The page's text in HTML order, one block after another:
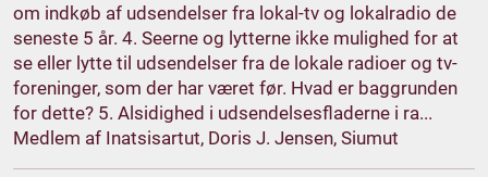
om indkøb af udsendelser fra lokal-tv og lokalradio de
seneste 5 år. 4. Seerne og lytterne ikke mulighed for at
se eller lytte til udsendelser fra de lokale radioer og tv-
foreninger, som der har været før. Hvad er baggrunden
for dette? 5. Alsidighed i udsendelsesfladerne i ra...
Medlem af Inatsisartut, Doris J. Jensen, Siumut